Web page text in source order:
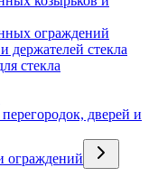
ограждений
держателей стекла
стекла
дверей и
ограждений